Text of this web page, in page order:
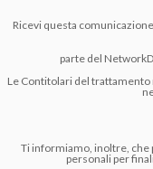
Ricevi questa
parte del
Le Contitolari del trattamento
Ti informiamo, inoltre, che
personali per